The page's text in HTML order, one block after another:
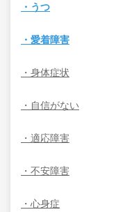
・うつ
・愛着障害
・身体症状
・自信がない
・適応障害
・不安障害
・心身症